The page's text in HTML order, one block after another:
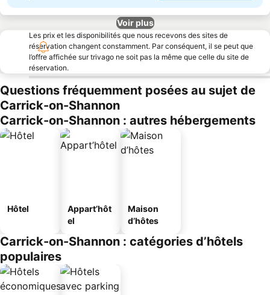
Voir plus
Les prix et les disponibilités que nous recevons des sites de
réservation changent constamment. Par conséquent, il se peut que
l’offre affichée sur trivago ne soit pas la même que celle du site de
réservation.
Questions fréquemment posées au sujet de
Carrick-on-Shannon
Carrick-on-Shannon : autres hébergements
Hôtel
Appart’hôt
el
Maison
d’hôtes
Carrick-on-Shannon : catégories d’hôtels
populaires